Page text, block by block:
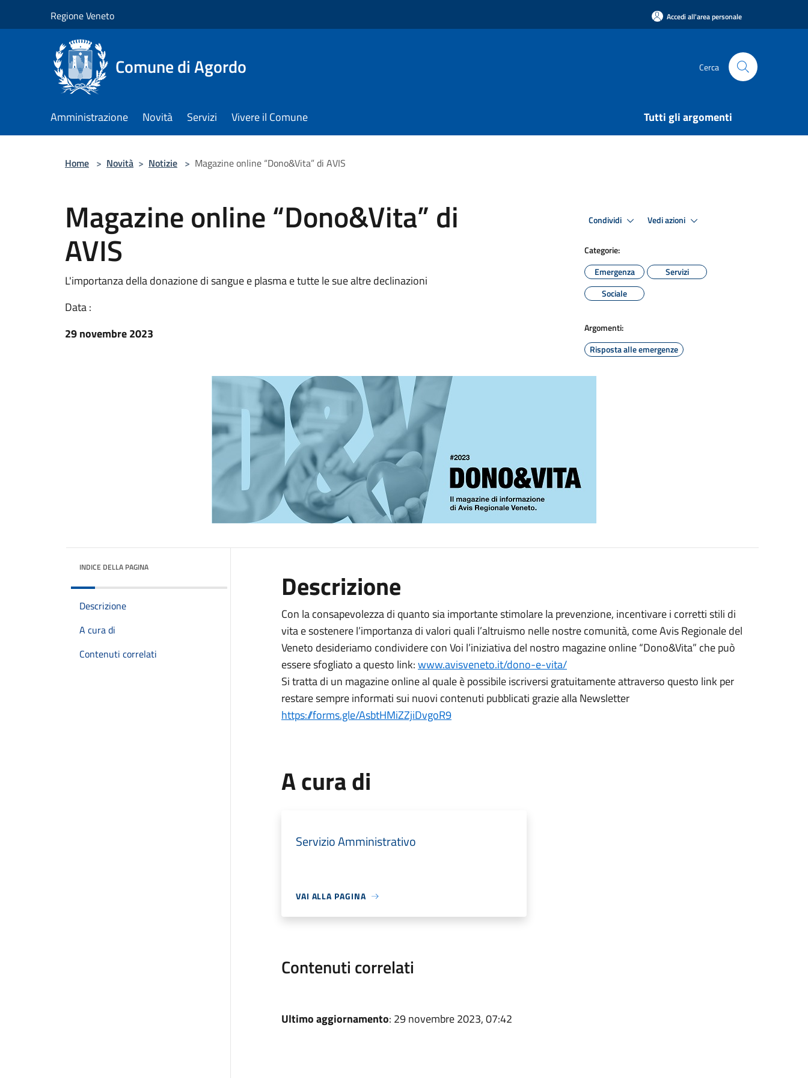
Regione Veneto Accedi all'area personale
Comune di Agordo Cerca
Amministrazione Novità Servizi Vivere il Comune Tutti gli argomenti
Home > Novità > Notizie > Magazine online “Dono&Vita” di AVIS
Magazine online “Dono&Vita” di
AVIS
L'importanza della donazione di sangue e plasma e tutte le sue altre declinazioni
Data :
29 novembre 2023
Condividi Vedi azioni
Categorie:
Emergenza
Servizi
Sociale
Argomenti:
Risposta alle emergenze
INDICE DELLA PAGINA
Descrizione
A cura di
Contenuti correlati
Descrizione
Con la consapevolezza di quanto sia importante stimolare la prevenzione, incentivare i corretti stili di
vita e sostenere l’importanza di valori quali l’altruismo nelle nostre comunità, come Avis Regionale del
Veneto desideriamo condividere con Voi l’iniziativa del nostro magazine online “Dono&Vita” che può
essere sfogliato a questo link:www.avisveneto.it/dono-e-vita/
Si tratta di un magazine online al quale è possibile iscriversi gratuitamente attraverso questo link per
restare sempre informati sui nuovi contenuti pubblicati grazie alla Newsletter
https://forms.gle/AsbtHMiZZjiDvgoR9
A cura di
Servizio Amministrativo
VAI ALLA PAGINA
Contenuti correlati
Ultimo aggiornamento: 29 novembre 2023, 07:42